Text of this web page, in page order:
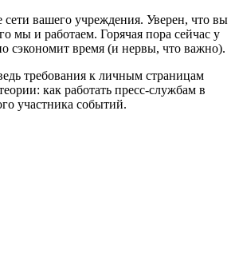
сети вашего учреждения. Уверен, что вы
мы и работаем. Горячая пора сейчас у
сэкономит время (и нервы, что важно).
требования к личным страницам
как работать пресс-службам в
участника событий.